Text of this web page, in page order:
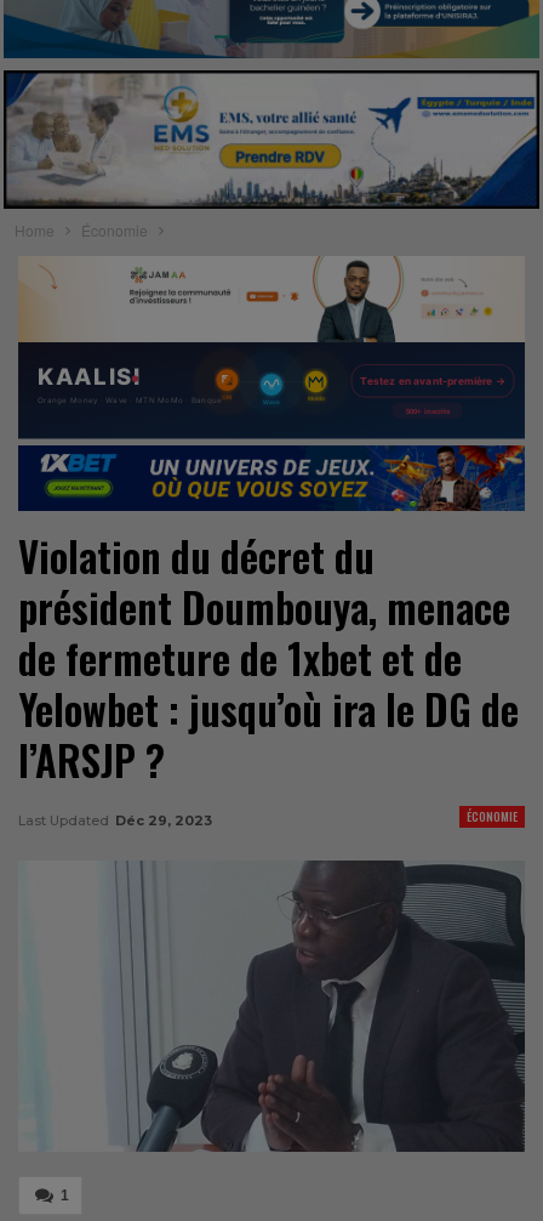
Home Économie
Violation du décret du
président Doumbouya, menace
de fermeture de 1xbet et de
Yelowbet : jusqu’où ira le DG de
l’ARSJP ?
ÉCONOMIE
Last Updated Déc 29, 2023
1